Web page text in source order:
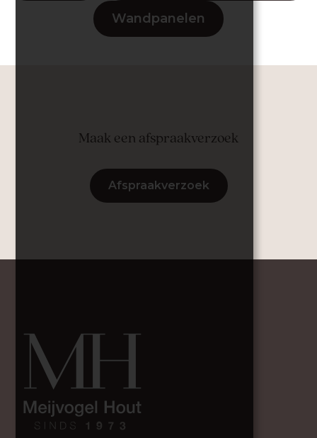
Wandpanelen
Maak een afspraakverzoek
Afspraakverzoek